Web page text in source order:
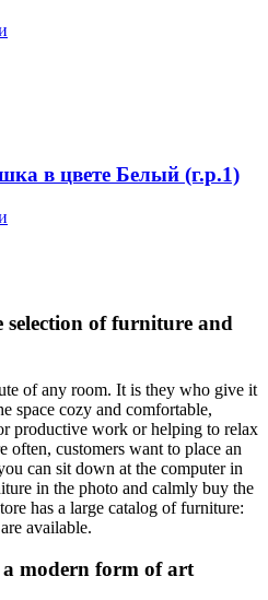
в цвете Белый (г.р.1)
selection of furniture and
of any room. It is they who give it
space cozy and comfortable,
productive work or helping to relax
often, customers want to place an
can sit down at the computer in
in the photo and calmly buy the
has a large catalog of furniture:
available.
modern form of art